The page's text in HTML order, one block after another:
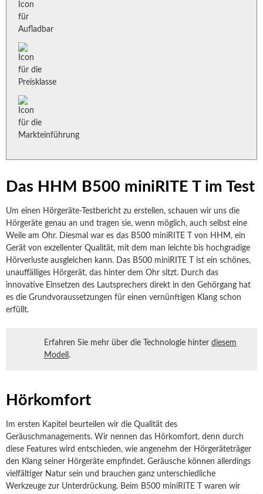
Das HHM B500 miniRITE T im Test
Um einen Hörgeräte-Testbericht zu erstellen, schauen wir uns die
Hörgeräte genau an und tragen sie, wenn möglich, auch selbst eine
Weile am Ohr. Diesmal war es das B500 miniRITE T von HHM, ein
Gerät von exzellenter Qualität, mit dem man leichte bis hochgradige
Hörverluste ausgleichen kann. Das B500 miniRITE T ist ein schönes,
unauffälliges Hörgerät, das hinter dem Ohr sitzt. Durch das
innovative Einsetzen des Lautsprechers direkt in den Gehörgang hat
es die Grundvoraussetzungen für einen vernünftigen Klang schon
erfüllt.
Erfahren Sie mehr über die Technologie hinter diesem
Modell .
Hörkomfort
Im ersten Kapitel beurteilen wir die Qualität des
Geräuschmanagements. Wir nennen das Hörkomfort, denn durch
diese Features wird entschieden, wie angenehm der Hörgeräteträger
den Klang seiner Hörgeräte empfindet. Geräusche können allerdings
vielfältiger Natur sein und brauchen ganz unterschiedliche
Werkzeuge zur Unterdrückung. Beim B500 miniRITE T waren wir